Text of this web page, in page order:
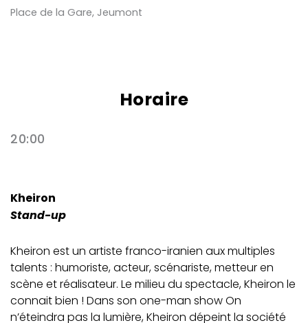
Place de la Gare, Jeumont
Horaire
20:00
Kheiron
Stand-up
Kheiron est un artiste franco-iranien aux multiples
talents : humoriste, acteur, scénariste, metteur en
scène et réalisateur. Le milieu du spectacle, Kheiron le
connait bien ! Dans son one-man show On
n’éteindra pas la lumière, Kheiron dépeint la société